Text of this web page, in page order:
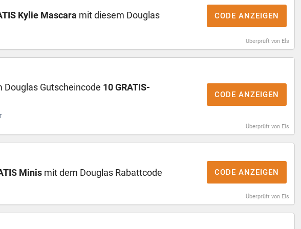
Kylie Mascara mit diesem Douglas
Überprüft von Els
CODE ANZEIGEN
Douglas Gutscheincode 10 GRATIS-
Überprüft von Els
CODE ANZEIGEN
Minismit dem Douglas Rabattcode
Überprüft von Els
CODE ANZEIGEN